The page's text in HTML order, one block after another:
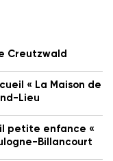
Creutzwald
« La Maison de
Lieu
petite enfance «
Billancourt